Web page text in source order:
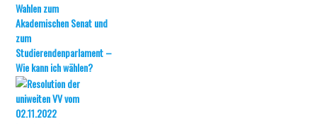
Wahlen zum
Akademischen Senat und
zum
Studierendenparlament –
Wie kann ich wählen?